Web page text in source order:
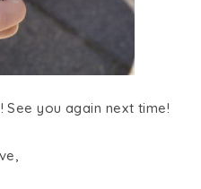
you again next time!